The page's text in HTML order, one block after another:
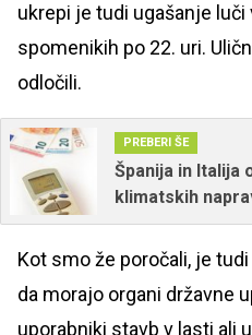
ukrepi je tudi ugašanje luči
spomenikih po 22. uri.
odločili.
PREBERI ŠE
Španija in Italija
klimatskih
Kot smo že poročali, je
da morajo organi državne
uporabniki stavb v lasti ali